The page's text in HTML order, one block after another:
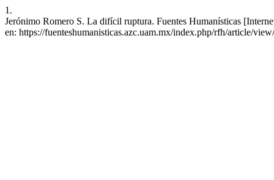
1.
Jerónimo Romero S. La difícil ruptura. Fuentes Humanísticas
en: https://fuenteshumanisticas.azc.uam.mx/index.php/rfh/article/